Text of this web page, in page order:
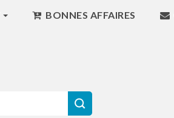
BONNES AFFAIRES